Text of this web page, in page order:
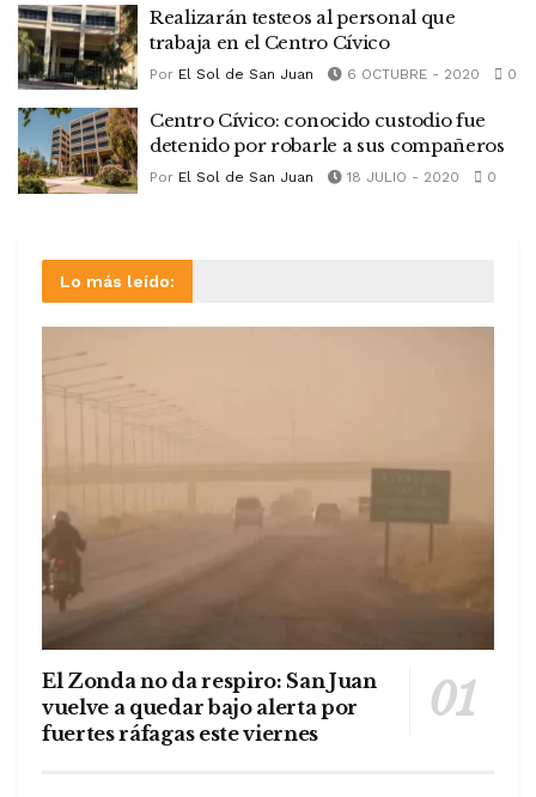
Realizarán testeos al personal que
trabaja en el Centro Cívico
Por El Sol de San Juan 6 OCTUBRE - 2020 0
Centro Cívico: conocido custodio fue
detenido por robarle a sus compañeros
Por El Sol de San Juan 18 JULIO - 2020 0
Lo más leído:
El Zonda no da respiro: San Juan
vuelve a quedar bajo alerta por
fuertes ráfagas este viernes